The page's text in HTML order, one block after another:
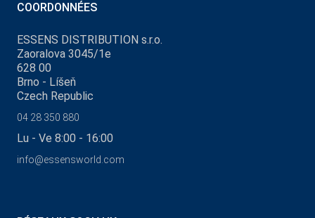
COORDONNÉES
ESSENS DISTRIBUTION s.r.o.
Zaoralova 3045/1e
628 00
Brno - Líšeň
Czech Republic
04 28 350 880
Lu - Ve 8:00 - 16:00
info@essensworld.com